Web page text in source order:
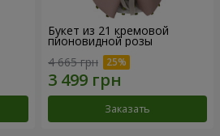
Букет из 21 кремовой
пионовидной розы
4 665 грн
Заказать